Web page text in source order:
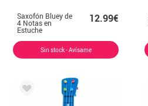
Saxofón Bluey de
4 Notas en
Estuche
12.99€
Sin stock - Avísame